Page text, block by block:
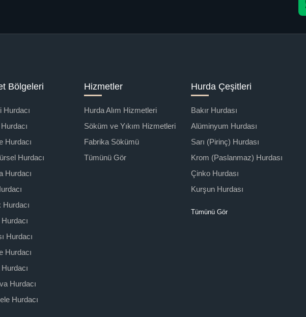
Bölgeleri
Hurdacı
Hurdacı
Hurdacı
Hurdacı
Hurdacı
Hurdacı
Hurdacı
Hurdacı
Hizmetler
Hurda Alım Hizmetleri
Söküm ve Yıkım Hizmetleri
Fabrika Sökümü
Tümünü Gör
Hurda Çeşitleri
Bakır Hurdası
Alüminyum Hurdası
Sarı (Pirinç) Hurdası
Krom (Paslanmaz) Hurdası
Çinko Hurdası
Kurşun Hurdası
Tümünü Gör